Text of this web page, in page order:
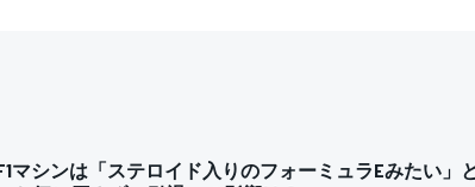
マシンは「ステロイド入りのフォーミュラEみたい」